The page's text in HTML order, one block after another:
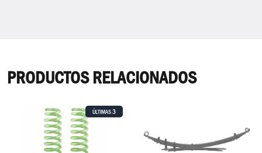
PRODUCTOS RELACIONADOS
ÚLTIMAS3